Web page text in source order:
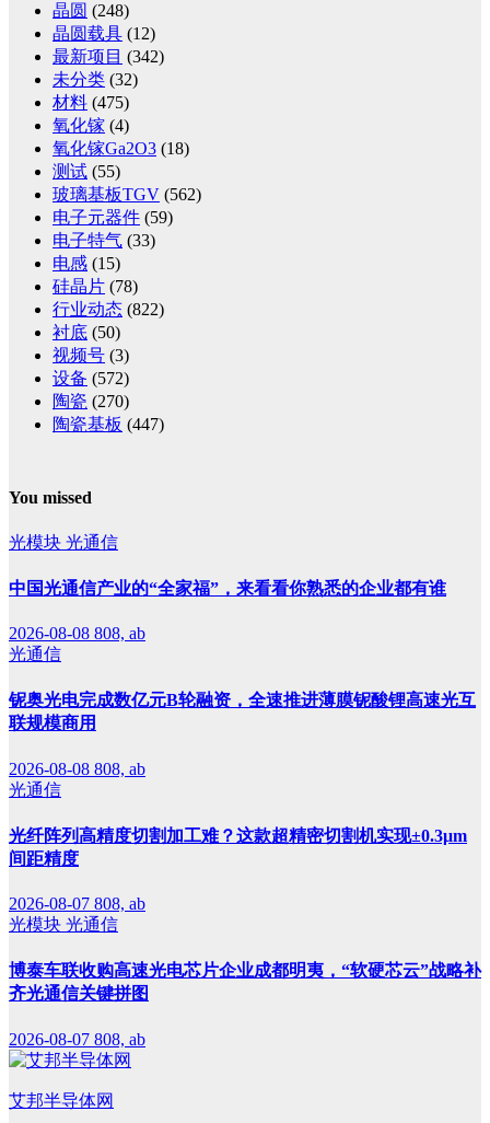
晶圆 (248)
晶圆载具 (12)
最新项目 (342)
未分类 (32)
材料 (475)
氧化镓 (4)
氧化镓Ga2O3 (18)
测试 (55)
玻璃基板TGV (562)
电子元器件 (59)
电子特气 (33)
电感 (15)
硅晶片 (78)
行业动态 (822)
衬底 (50)
视频号 (3)
设备 (572)
陶瓷 (270)
陶瓷基板 (447)
You missed
光模块 光通信
中国光通信产业的“全家福”，来看看你熟悉的企业都有谁
2026-08-08 808, ab
光通信
铌奥光电完成数亿元B轮融资，全速推进薄膜铌酸锂高速光互
联规模商用
2026-08-08 808, ab
光通信
光纤阵列高精度切割加工难？这款超精密切割机实现±0.3μm
间距精度
2026-08-07 808, ab
光模块 光通信
博泰车联收购高速光电芯片企业成都明夷，“软硬芯云”战略补
齐光通信关键拼图
2026-08-07 808, ab
艾邦半导体网